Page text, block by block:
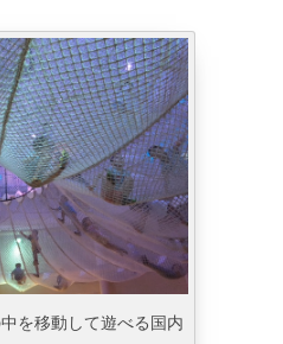
を移動して遊べる国内